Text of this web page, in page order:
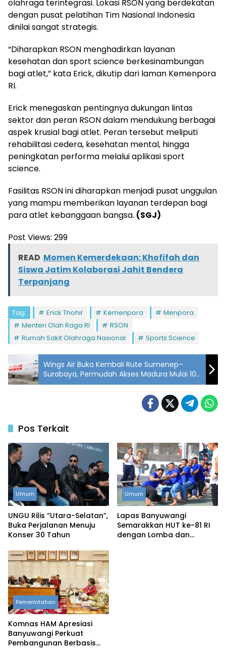
olahraga terintegrasi. Lokasi RSON yang berdekatan
dengan pusat pelatihan Tim Nasional Indonesia
dinilai sangat strategis.
“Diharapkan RSON menghadirkan layanan
kesehatan dan sport science berkesinambungan
bagi atlet,” kata Erick, dikutip dari laman Kemenpora
RI.
Erick menegaskan pentingnya dukungan lintas
sektor dan peran RSON dalam mendukung berbagai
aspek krusial bagi atlet. Peran tersebut meliputi
rehabilitasi cedera, kesehatan mental, hingga
peningkatan performa melalui aplikasi sport
science.
Fasilitas RSON ini diharapkan menjadi pusat unggulan
yang mampu memberikan layanan terdepan bagi
para atlet kebanggaan bangsa. (SGJ)
Post Views: 299
READ Momen Kemerdekaan: Khofifah dan
Siswa Jatim Kolaborasi Jahit Bendera
Terpanjang
Tag: Erick Thohir Kemenpora
Menpora
Menteri Olah Raga RI
RSON
Rumah Sakit Olahraga Nasional
Sports Science
Wings Air Buka Kembali Rute Sumenep–
Surabaya, Permudah Akses Madura Mulai 10
Oktober
Pos Terkait
Umum
UNGU Rilis “Utara-Selatan”,
Buka Perjalanan Menuju
Konser 30 Tahun
Umum
Lapas Banyuwangi
Semarakkan HUT ke-81 RI
dengan Lomba dan
Pemerintahan
Komnas HAM Apresiasi
Banyuwangi Perkuat
Pembangunan Berbasis